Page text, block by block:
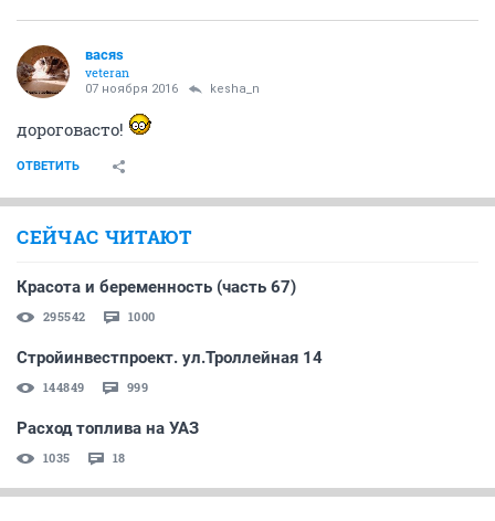
васяs
veteran
07 ноября 2016 kesha_n
дороговасто!
ОТВЕТИТЬ
СЕЙЧАС ЧИТАЮТ
Красота и беременность (часть 67)
295542 1000
Стройинвестпроект. ул.Троллейная 14
144849 999
Расход топлива на УАЗ
1035 18